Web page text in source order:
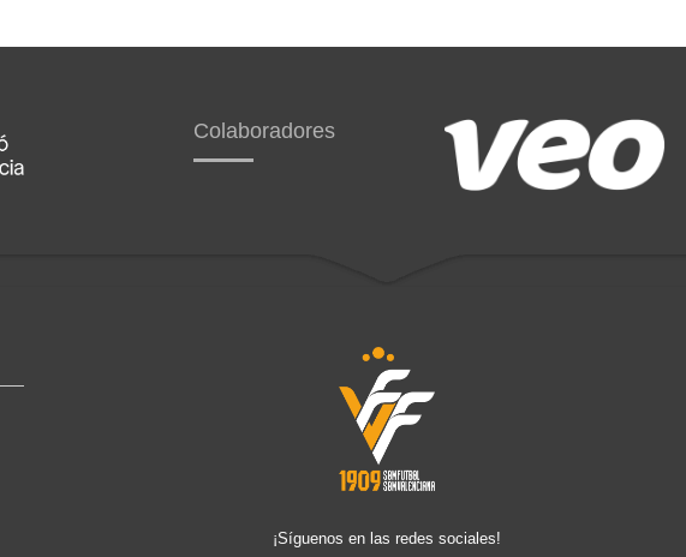
Colaboradores
¡Síguenos en las redes sociales!